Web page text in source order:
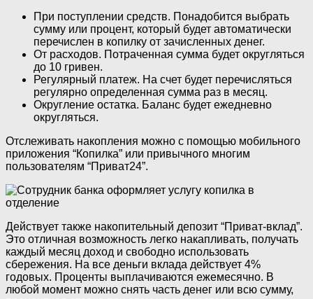
При поступлении средств. Понадобится выбрать
сумму или процент, который будет автоматически
перечислен в копилку от зачисленных денег.
От расходов. Потраченная сумма будет округляться
до 10 гривен.
Регулярный платеж. На счет будет перечисляться
регулярно определенная сумма раз в месяц.
Округление остатка. Баланс будет ежедневно
округляться.
Отслеживать накопления можно с помощью мобильного
приложения “Копилка” или привычного многим
пользователям “Приват24”.
Действует также накопительный депозит “Приват-вклад”.
Это отличная возможность легко накапливать, получать
каждый месяц доход и свободно использовать
сбережения. На все деньги вклада действует 4%
годовых. Проценты выплачиваются ежемесячно. В
любой момент можно снять часть денег или всю сумму,